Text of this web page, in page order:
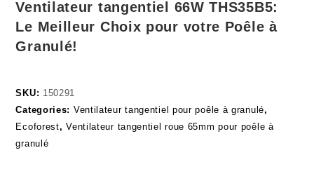
Ventilateur tangentiel 66W THS35B5:
Le Meilleur Choix pour votre Poêle à
Granulé!
SKU: 150291
Categories: Ventilateur tangentiel pour poêle à granulé,
Ecoforest,Ventilateur tangentiel roue 65mm pour poêle à
granulé